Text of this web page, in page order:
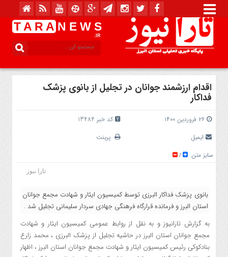
T A R A N E W S
.IR
اقدام ارزشمند جوانان در تجلیل از بانوی پزشک
فداکار
۲۶ فروردین ۱۴۰۰
کد خبر 13484
ایمیل
پرینت
سایز متن
/
تارا نیوز
بانوی پزشک فداکار البرزی توسط کمیسیون ایثار و شهادت مجمع جوانان
استان البرز و فرمانده قرارگاه فرهنگی جهادی سردار سلیمانی تجلیل شد .
به گزارش تارانیوز و به نقل از روابط عمومی کمیسیون ایثار و شهادت
مجمع جوانان استان البرز در حاشیه تجلیل از پزشک البرزی ، محمد زارع
بنادکوکی رئیس کمیسیون ایثار و شهادت مجمع جوانان استان البرز ، اظهار